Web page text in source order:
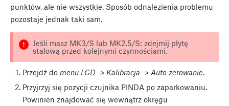
punktów, ale nie wszystkie. Sposób odnalezienia problemu
pozostaje jednak taki sam.
Jeśli masz MK3/S lub MK2.5/S: zdejmij płytę
stalową przed kolejnymi czynnościami.
Przejdź do menu LCD -> Kalibracja -> Auto zerowanie.
Przyjrzyj się pozycji czujnika PINDA po zaparkowaniu.
Powinien znajdować się wewnątrz okręgu